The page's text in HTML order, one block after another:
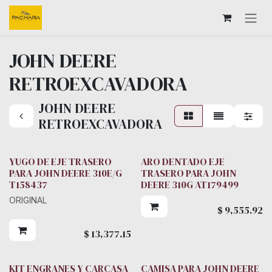
Ir al contenido
JOHN DEERE
RETROEXCAVADORA
JOHN DEERE
RETROEXCAVADORA
YUGO DE EJE TRASERO
PARA JOHN DEERE 310E/G
T158437
ORIGINAL
$ 13,377.15
ARO DENTADO EJE
TRASERO PARA JOHN
DEERE 310G AT179499
$ 9,555.92
KIT ENGRANES Y CARCASA
CAMISA PARA JOHN DEERE